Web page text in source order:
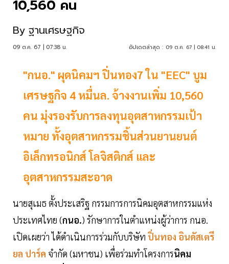
10,560 คน
By ฐานเศรษฐกิจ
09 ต.ค. 67 | 07:38 น. อัปเดตล่าสุด : 09 ต.ค. 67 | 08:41 น.
"กนอ." ผุดนิคมฯ ปิ่นทอง7 ใน "EEC" บูม
เศรษฐกิจ 4 หมื่นล. จ้างงานเพิ่ม 10,560
คน มุ่งรองรับการลงทุนอุตสาหกรรมเป้า
หมาย ทั้งอุตสาหกรรมชิ้นส่วนยานยนต์
อิเล็กทรอนิกส์ โลจิสติกส์ และ
อุตสาหกรรมสะอาด
นายสุเมธ ตั้งประเสริฐ กรรมการการนิคมอุตสาหกรรมแห่ง
ประเทศไทย (กนอ.) รักษาการในตำแหน่งผู้ว่าการ กนอ.
เปิดเผยว่า ได้ดำเนินการร่วมกับบริษัท ปิ่นทอง อินดัสเตรี
ยล ปาร์ค จำกัด (มหาชน) เพื่อร่วมทำโครงการนิคม